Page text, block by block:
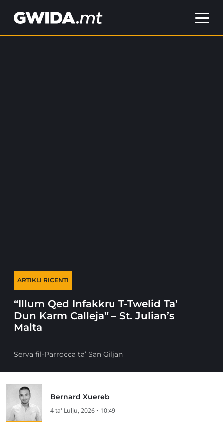
ARTIKLI RICENTI
“Illum Qed Infakkru T-Twelid Ta’
Dun Karm Calleja” – St. Julian’s
Malta
Serva fil-Parroċċa ta’ San Ġiljan
Bernard Xuereb
4 ta' Lulju, 2026 • 10:49